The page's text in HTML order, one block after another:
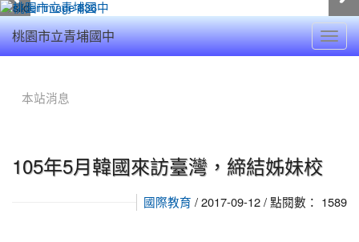
桃園市立青埔國中
本站消息
105年5月韓國來訪臺灣，締結姊妹校
國際教育 / 2017-09-12 / 點閱數： 1589